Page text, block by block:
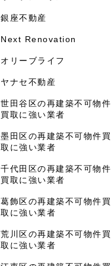
銀座不動産
Next Renovation
オリーブライフ
ヤナセ不動産
世田谷区の再建築不可物件
買取に強い業者
墨田区の再建築不可物件買
取に強い業者
千代田区の再建築不可物件
買取に強い業者
葛飾区の再建築不可物件買
取に強い業者
荒川区の再建築不可物件買
取に強い業者